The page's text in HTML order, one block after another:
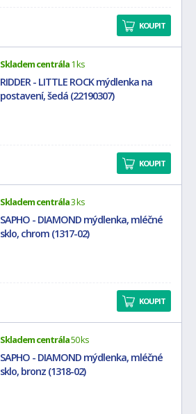
KOUPIT
Skladem centrála1 ks
RIDDER - LITTLE ROCK mýdlenka na
postavení, šedá (22190307)
KOUPIT
Skladem centrála3 ks
SAPHO - DIAMOND mýdlenka, mléčné
sklo, chrom (1317-02)
KOUPIT
Skladem centrála50 ks
SAPHO - DIAMOND mýdlenka, mléčné
sklo, bronz (1318-02)